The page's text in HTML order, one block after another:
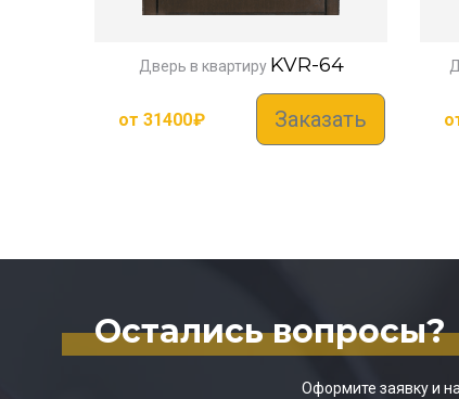
Дверь в квартиру KVR-64
от 31400₽ Заказать
Остались вопросы?
Оформите заявку и